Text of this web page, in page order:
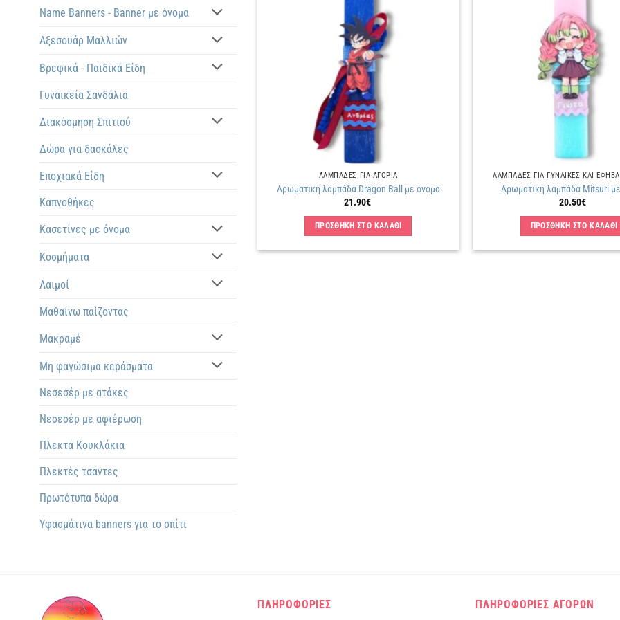
Name Banners - Banner με όνομα
Αξεσουάρ Μαλλιών
Βρεφικά - Παιδικά Είδη
Γυναικεία Σανδάλια
Διακόσμηση Σπιτιού
Δώρα για δασκάλες
Εποχιακά Είδη
Καπνοθήκες
Κασετίνες με όνομα
Κοσμήματα
Λαιμοί
Μαθαίνω παίζοντας
Μακραμέ
Μη φαγώσιμα κεράσματα
Νεσεσέρ με ατάκες
Νεσεσέρ με αφιέρωση
Πλεκτά Kουκλάκια
Πλεκτές τσάντες
Πρωτότυπα δώρα
Υφασμάτινα banners για το σπίτι
ΛΑΜΠΑΔΕΣ ΓΙΑ ΑΓΟΡΙΑ
Αρωματική λαμπάδα Dragon Ball με όνομα
21.90€
ΠΡΟΣΘΗΚΗ ΣΤΟ ΚΑΛΑΘΙ
ΛΑΜΠΑΔΕΣ ΓΙΑ ΓΥΝΑΙΚΕΣ ΚΑΙ ΕΦΗΒΑ
Αρωματική λαμπάδα Mitsuri
20.50€
ΠΡΟΣΘΗΚΗ ΣΤΟ ΚΑΛΑΘΙ
ΠΛΗΡΟΦΟΡΙΕΣ ΠΛΗΡΟΦΟΡΙΕΣ ΑΓΟΡΩΝ